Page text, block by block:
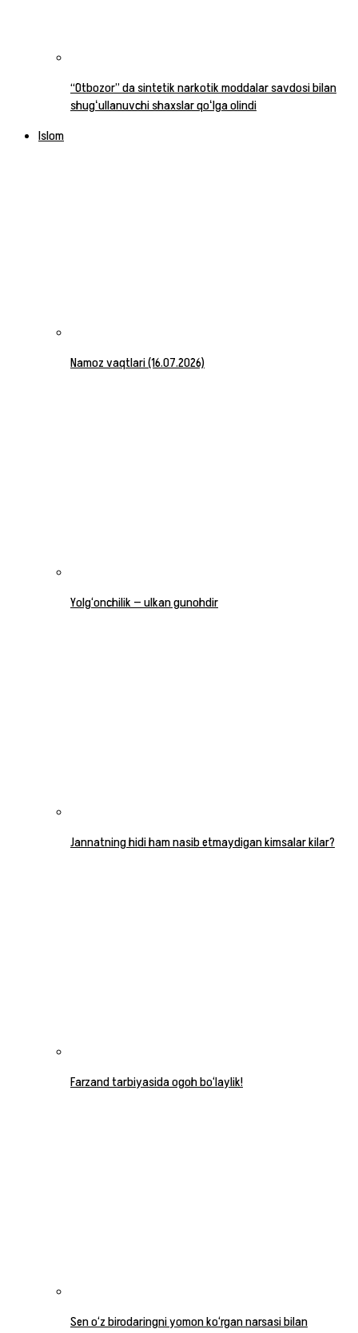
“Otbozor” da sintetik narkotik moddalar savdosi bilan
shugʻullanuvchi shaxslar qoʻlga olindi
Islom
Namoz vaqtlari (16.07.2026)
Yolg‘onchilik — ulkan gunohdir
Jannatning hidi ham nasib etmaydigan kimsalar kilar?
Farzand tarbiyasida ogoh bo‘laylik!
Sen o‘z birodaringni yomon ko‘rgan narsasi bilan